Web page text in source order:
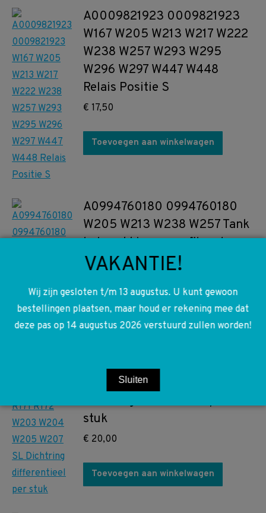
A0009821923 0009821923
W167 W205 W213 W217 W222
W238 W257 W293 W295
W296 W297 W447 W448
Relais Positie S
€ 17,50
Toevoegen aan winkelwagen
A0994760180 0994760180
W205 W213 W238 W257 Tank
hals pakking geprofileerd
€10,00
Toevoegen aan winkelwagen
R230 W166 R171 R172 W203
W204 W205 W207 SL
stuk
€ 20,00
Toevoegen aan winkelwagen
VAKANTIE!
Wij zijn gesloten t/m 13 augustus. U kunt gewoon
bestellingen plaatsen, maar houd er rekening mee dat
deze pas op 14 augustus 2026 verstuurd zullen worden!
Sluiten